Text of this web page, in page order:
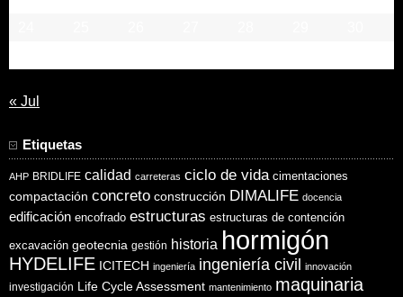
« Jul
Etiquetas
AHP BRIDLIFE calidad carreteras ciclo de vida cimentaciones
compactación concreto construcción DIMALIFE docencia
edificación encofrado estructuras estructuras de contención
excavación geotecnia gestión historia hormigón
HYDELIFE ICITECH ingeniería ingeniería civil innovación
investigación Life Cycle Assessment mantenimiento maquinaria